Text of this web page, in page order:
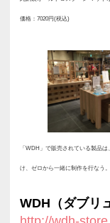
重ねた
ぜひ注
品以外
には、
とで使わ
う「真田